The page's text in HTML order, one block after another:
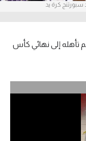
كرة يد
تأهله إلى نهائي كأس